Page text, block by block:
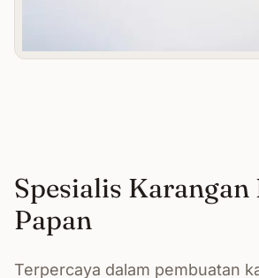
Spesialis Karangan
Papan
Terpercaya dalam pembuatan